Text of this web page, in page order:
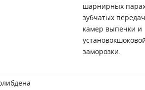
шарнирных
зубчатых
камер выпечки и
заморозки.